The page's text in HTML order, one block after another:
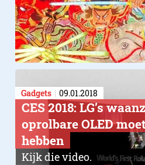
Gadgets 09.01.2018
CES 2018: LG’s
oprolbare OLED
hebben
Kijk die video.